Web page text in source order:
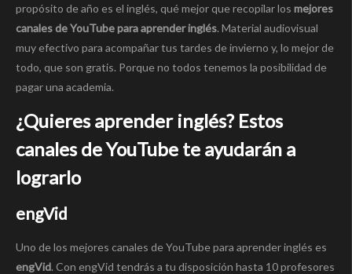
propósito de año es el inglés, qué mejor que recopilar los mejores
canales de YouTube para aprender inglés. Material audiovisual
muy efectivo para acompañar tus tardes de invierno y, lo mejor de
todo, que son gratis. Porque no todos tenemos la posibilidad de
pagar una academia.
¿Quieres aprender inglés? Estos
canales de YouTube te ayudarán a
lograrlo
engVid
Uno de los mejores canales de YouTube para aprender inglés es
engVid. Con engVid tendrás a tu disposición hasta 10 profesores